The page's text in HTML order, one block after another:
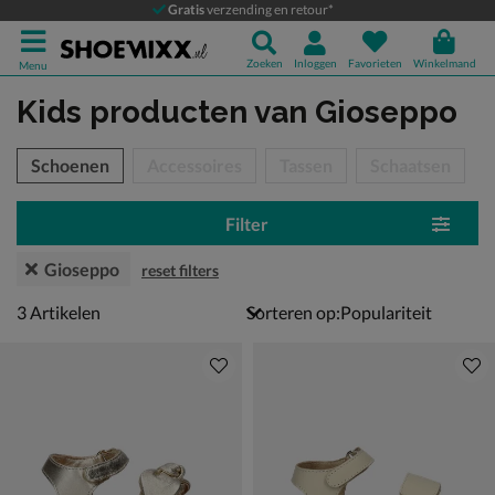
Gratisverzending en retour*
Menu Zoeken Inloggen Favorieten Winkelmand
Kids producten van Gioseppo
over
Schoenen
Filter
Gioseppo reset filters
3 artikelen
3Artikelen Sorteren op: